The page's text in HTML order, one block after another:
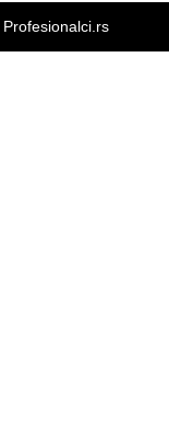
Profesionalci.rs